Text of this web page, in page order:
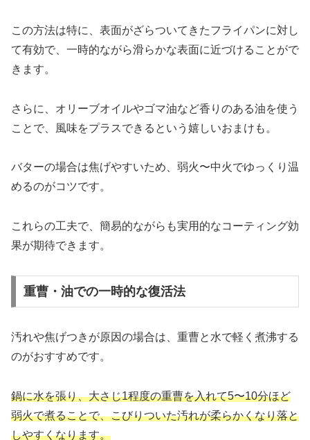
この方法は特に、表面がざらついてきたフライパンに対し
て有効で、一時的ながら滑らかな表面に近づけることがで
きます。
さらに、オリーブオイルやゴマ油など香りのある油を使う
ことで、風味をプラスできるという嬉しいおまけも。
バターの場合は焦げやすいため、弱火〜中火でゆっくり温
めるのがコツです。
これらの工夫で、簡易的ながらも実用的なコーティング効
果が期待できます。
重曹・油での一時的な復活法
汚れや焦げつきが原因の場合は、重曹と水で軽く煮沸する
のがおすすめです。
鍋に水を張り、大さじ1程度の重曹を入れて5〜10分ほど
弱火で煮ることで、こびりついた汚れが柔らかくなり落と
しやすくなります。